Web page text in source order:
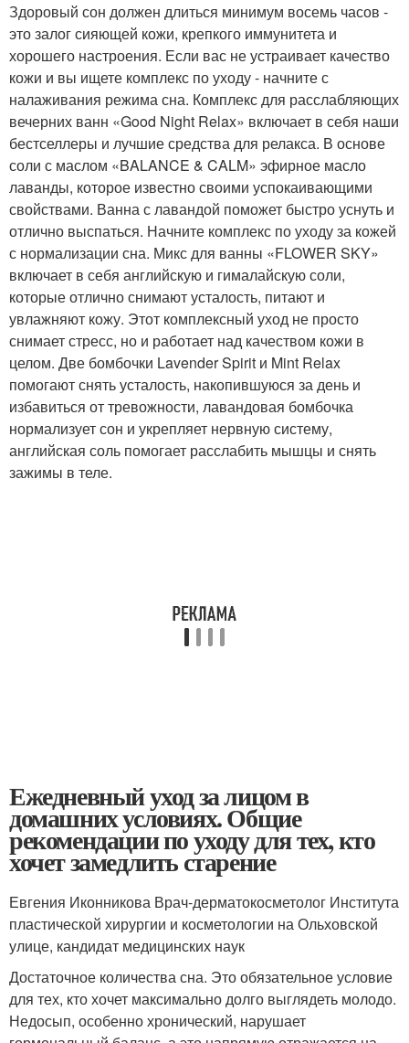
Здоровый сон должен длиться минимум восемь часов -
это залог сияющей кожи, крепкого иммунитета и
хорошего настроения. Если вас не устраивает качество
кожи и вы ищете комплекс по уходу - начните с
налаживания режима сна. Комплекс для расслабляющих
вечерних ванн «Good Night Relax» включает в себя наши
бестселлеры и лучшие средства для релакса. В основе
соли с маслом «BALANCE & CALM» эфирное масло
лаванды, которое известно своими успокаивающими
свойствами. Ванна с лавандой поможет быстро уснуть и
отлично выспаться. Начните комплекс по уходу за кожей
с нормализации сна. Микс для ванны «FLOWER SKY»
включает в себя английскую и гималайскую соли,
которые отлично снимают усталость, питают и
увлажняют кожу. Этот комплексный уход не просто
снимает стресс, но и работает над качеством кожи в
целом. Две бомбочки Lavender Spirit и Mint Relax
помогают снять усталость, накопившуюся за день и
избавиться от тревожности, лавандовая бомбочка
нормализует сон и укрепляет нервную систему,
английская соль помогает расслабить мышцы и снять
зажимы в теле.
Ежедневный уход за лицом в
домашних условиях. Общие
рекомендации по уходу для тех, кто
хочет замедлить старение
Евгения Иконникова Врач-дерматокосметолог Института
пластической хирургии и косметологии на Ольховской
улице, кандидат медицинских наук
Достаточное количества сна. Это обязательное условие
для тех, кто хочет максимально долго выглядеть молодо.
Недосып, особенно хронический, нарушает